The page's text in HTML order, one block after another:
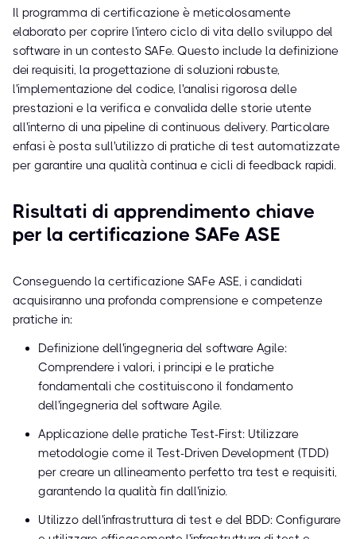
Il programma di certificazione è meticolosamente
elaborato per coprire l'intero ciclo di vita dello sviluppo del
software in un contesto SAFe. Questo include la definizione
dei requisiti, la progettazione di soluzioni robuste,
l'implementazione del codice, l'analisi rigorosa delle
prestazioni e la verifica e convalida delle storie utente
all'interno di una pipeline di continuous delivery. Particolare
enfasi è posta sull'utilizzo di pratiche di test automatizzate
per garantire una qualità continua e cicli di feedback rapidi.
Risultati di apprendimento chiave
per la certificazione SAFe ASE
Conseguendo la certificazione SAFe ASE, i candidati
acquisiranno una profonda comprensione e competenze
pratiche in:
Definizione dell'ingegneria del software Agile:
Comprendere i valori, i principi e le pratiche
fondamentali che costituiscono il fondamento
dell'ingegneria del software Agile.
Applicazione delle pratiche Test-First: Utilizzare
metodologie come il Test-Driven Development (TDD)
per creare un allineamento perfetto tra test e requisiti,
garantendo la qualità fin dall'inizio.
Utilizzo dell'infrastruttura di test e del BDD: Configurare